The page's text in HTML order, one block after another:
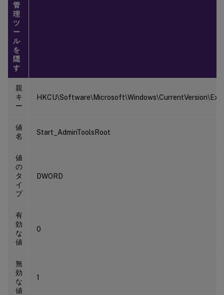
管
理
ツ
ー
ル
を
隠
す
親
キ
ー
値
名
Start_AdminToolsRoot
値
の
タ
イ
プ
DWORD
有
効
な
値
0
無
効
な
値
1